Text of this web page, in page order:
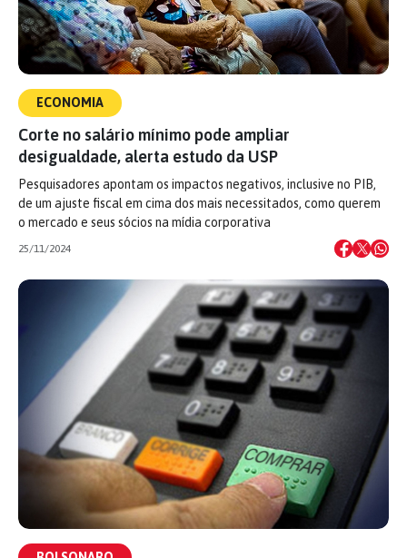
ECONOMIA
Corte no salário mínimo pode ampliar
desigualdade, alerta estudo da USP
Pesquisadores apontam os impactos negativos, inclusive no PIB,
de um ajuste fiscal em cima dos mais necessitados, como querem
o mercado e seus sócios na mídia corporativa
25/11/2024